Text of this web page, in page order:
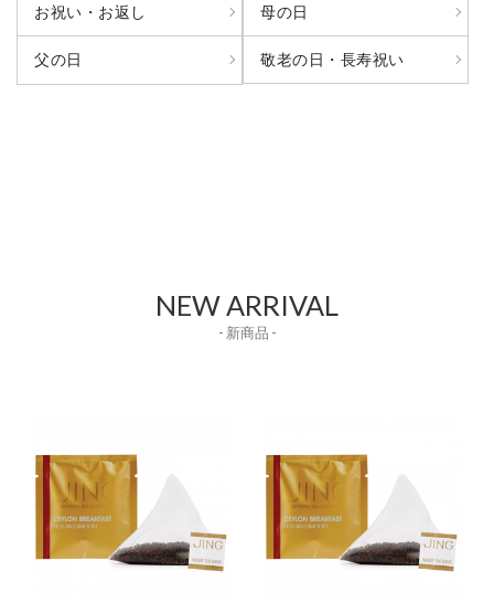
お祝い・お返し 母の日
父の日 敬老の日・長寿祝い
NEW ARRIVAL
- 新商品 -